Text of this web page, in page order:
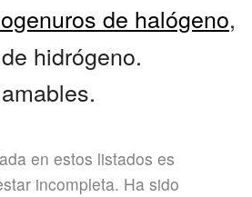
de halógeno,
hidrógeno.
en estos listados es
incompleta. Ha sido